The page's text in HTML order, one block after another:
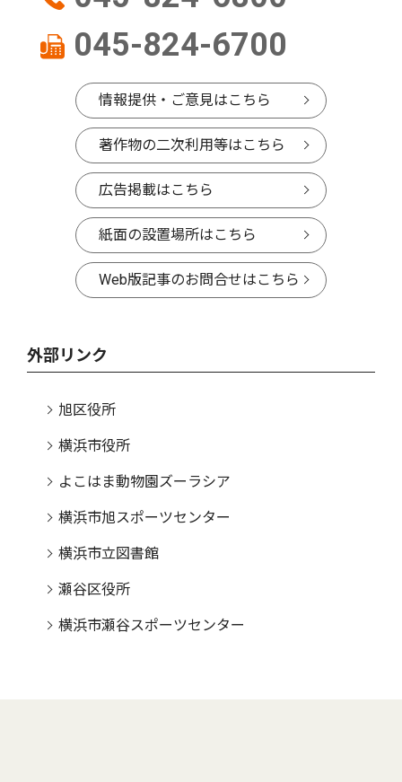
045-824-6700
情報提供・ご意見はこちら
著作物の二次利用等はこちら
広告掲載はこちら
紙面の設置場所はこちら
Web版記事のお問合せはこちら
外部リンク
旭区役所
横浜市役所
よこはま動物園ズーラシア
横浜市旭スポーツセンター
横浜市立図書館
瀬谷区役所
横浜市瀬谷スポーツセンター